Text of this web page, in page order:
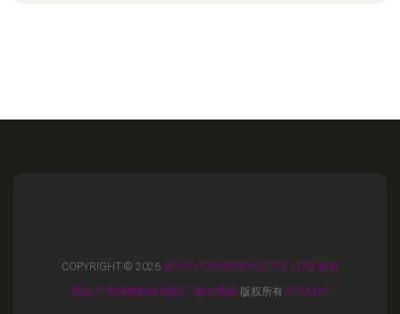
COPYRIGHT © 2026 WWW.HONGSHENG1118.COM 标价
用品 广东鸿胜标价用品厂 标价用品 版权所有 SITEMAP